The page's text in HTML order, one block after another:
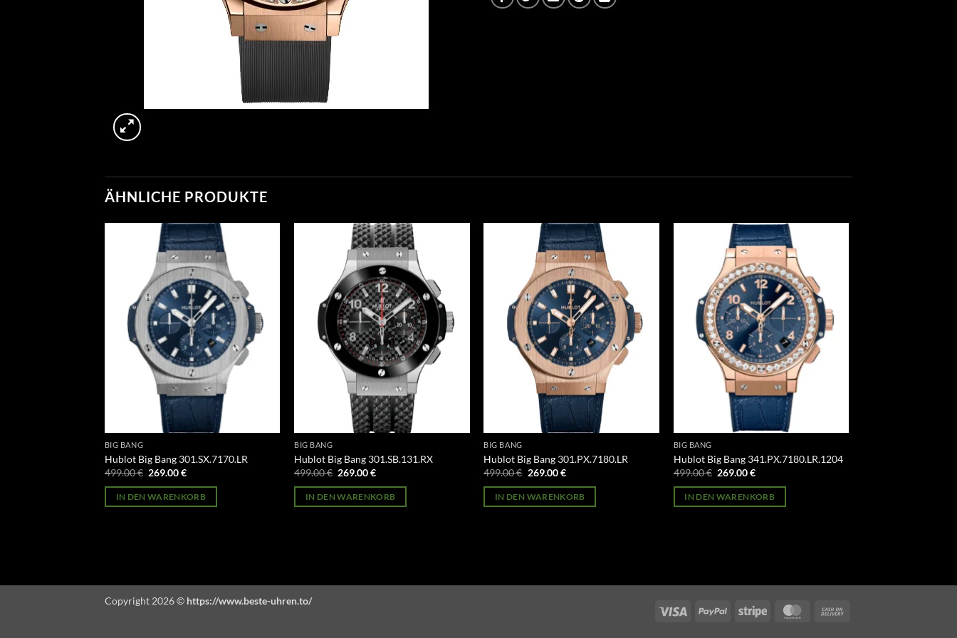
ÄHNLICHE PRODUKTE
BIG BANG
Hublot Big Bang 301.SX.7170.LR
499.00€ Ursprünglicher
war:
499.00 €
269.00€Aktueller
ist:
269.00 €.
IN DEN WARENKORB
BIG BANG
Hublot Big Bang 301.SB.131.RX
499.00€ Ursprünglicher
war:
499.00 €
269.00€Aktueller
ist:
269.00 €.
IN DEN WARENKORB
BIG BANG
Hublot Big Bang 301.PX.7180.LR
499.00€ Ursprünglicher
war:
499.00 €
269.00€Aktueller
ist:
269.00 €.
IN DEN WARENKORB
BIG BANG
Hublot Big Bang 341.PX.7180.LR.1204
499.00€ Ursprünglicher
war:
499.00 €
269.00€Aktueller
ist:
269.00 €.
IN DEN WARENKORB
Visa PayPal Stripe MasterCard
Copyright 2026 © https://www.beste-uhren.to/